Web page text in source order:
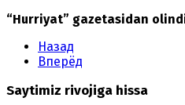
“Hurriyat” gazetasidan
Назад
Вперёд
Saytimiz rivojiga hissa